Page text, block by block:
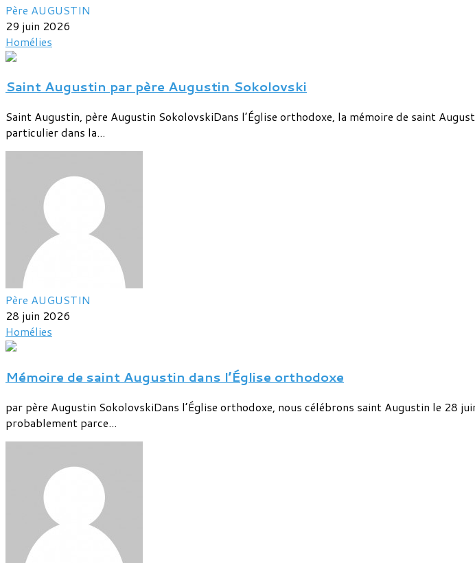
Père AUGUSTIN
29 juin 2026
Homélies
Saint Augustin par père Augustin Sokolovski
Saint Augustin, père Augustin SokolovskiDans l’Église orthodoxe, la mémoire de saint
particulier dans la...
Père AUGUSTIN
28 juin 2026
Homélies
Mémoire de saint Augustin dans l’Église orthodoxe
par père Augustin SokolovskiDans l’Église orthodoxe, nous célébrons saint Augustin le 28
probablement parce...